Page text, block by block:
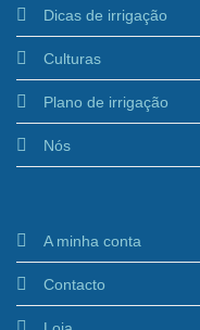
Dicas de irrigação
Culturas
Plano de irrigação
Nós
A minha conta
Contacto